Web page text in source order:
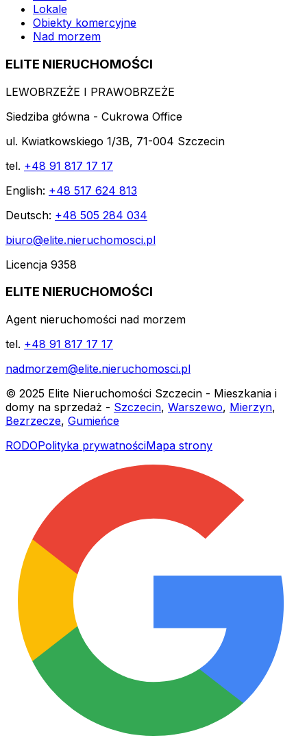
Lokale
Obiekty komercyjne
Nad morzem
ELITE NIERUCHOMOŚCI
LEWOBRZEŻE I PRAWOBRZEŻE
Siedziba główna - Cukrowa Office
ul. Kwiatkowskiego 1/3B, 71-004 Szczecin
tel. +48 91 817 17 17
English: +48 517 624 813
Deutsch: +48 505 284 034
biuro@elite.nieruchomosci.pl
Licencja 9358
ELITE NIERUCHOMOŚCI
Agent nieruchomości nad morzem
tel. +48 91 817 17 17
nadmorzem@elite.nieruchomosci.pl
© 2025 Elite Nieruchomości Szczecin - Mieszkania i
domy na sprzedaż - Szczecin, Warszewo, Mierzyn,
Bezrzecze, Gumieńce
RODOPolityka prywatnościMapa strony